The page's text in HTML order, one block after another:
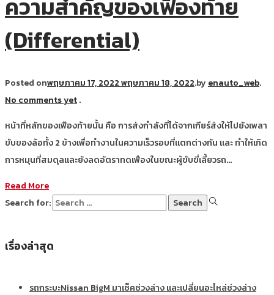
ความสำคัญของเฟืองท้าย
(Differential)
Posted onพฤษภาคม 17, 2022พฤษภาคม 18, 2022.by enauto_web.
No comments yet.
หน้าที่หลักของเฟืองท้ายนั้น คือ การส่งกำลังที่ได้จากเกียร์ส่งให้ไปยังเพลา
ขับของล้อทั้ง 2 ข้างเพื่อทำงานในความเร็วรอบที่แตกต่างกัน และ ทำให้เกิด
การหมุนที่สมดุลและยังลดอัตราทดเฟืองในขณะผู้ขับขี่เลี้ยวรถ…
Read More
Search for:
เรื่องล่าสุด
รถกระบะNissan BigM มาเช็คช่วงล่าง และเปลี่ยนอะไหล่ช่วงล่าง